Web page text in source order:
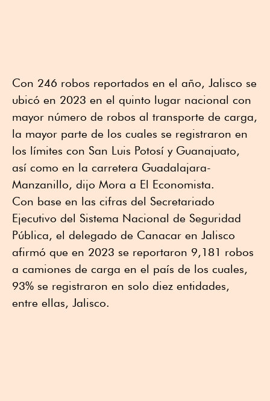
Con 246 robos reportados en el año, Jalisco se
ubicó en 2023 en el quinto lugar nacional con
mayor número de robos al transporte de carga,
la mayor parte de los cuales se registraron en
los límites con San Luis Potosí y Guanajuato,
así como en la carretera Guadalajara-
Manzanillo, dijo Mora a El Economista.
Con base en las cifras del Secretariado
Ejecutivo del Sistema Nacional de Seguridad
Pública, el delegado de Canacar en Jalisco
afirmó que en 2023 se reportaron 9,181 robos
a camiones de carga en el país de los cuales,
93% se registraron en solo diez entidades,
entre ellas, Jalisco.